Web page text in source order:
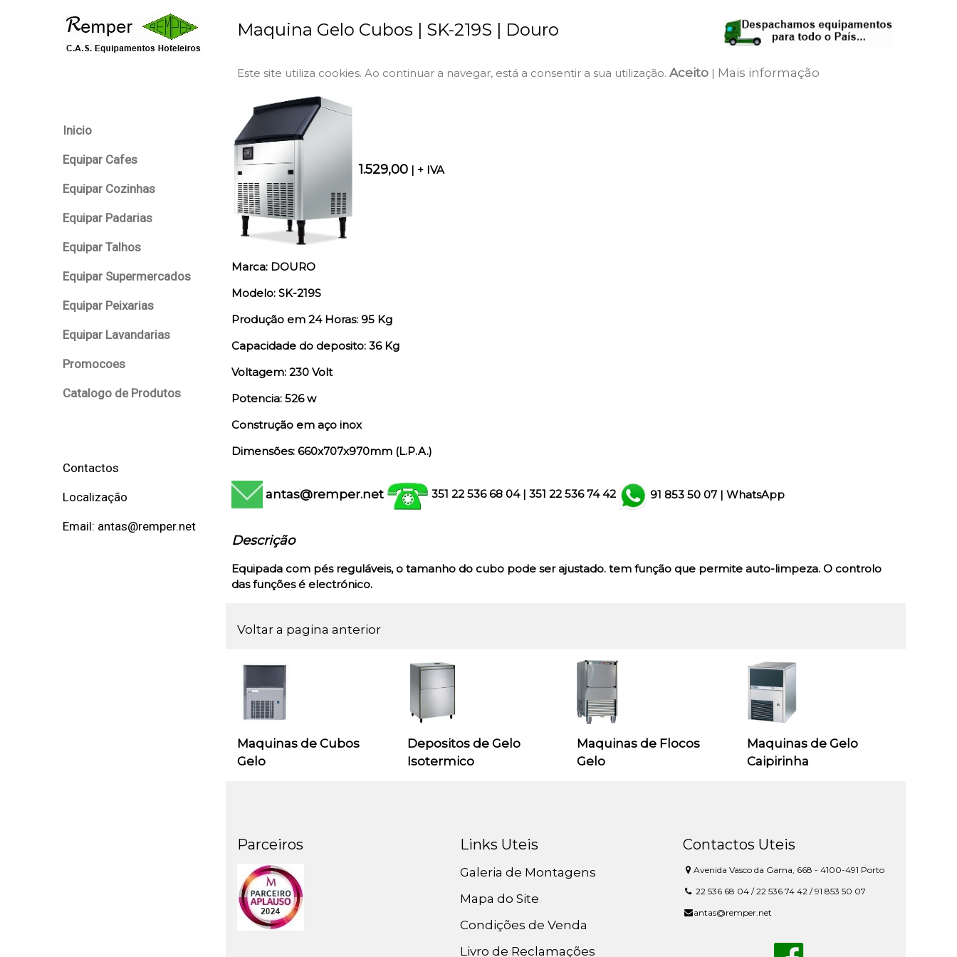
Inicio
Equipar Cafes
Equipar Cozinhas
Equipar Padarias
Equipar Talhos
Equipar Supermercados
Equipar Peixarias
Equipar Lavandarias
Promocoes
Catalogo de Produtos
Contactos
Localização
Email: antas@remper.net
Maquina Gelo Cubos | SK-219S | Douro
Este site utiliza cookies. Ao continuar a navegar, está a consentir a sua utilização. Aceito | Mais informação
1.529,00 | + IVA
Marca: DOURO
Modelo: SK-219S
Produção em 24 Horas: 95 Kg
Capacidade do deposito: 36 Kg
Voltagem: 230 Volt
Potencia: 526 w
Construção em aço inox
Dimensões: 660x707x970mm (L.P.A.)
antas@remper.net 351 22 536 68 04 | 351 22 536 74 42 91 853 50 07 | WhatsApp
Descrição
Equipada com pés reguláveis, o tamanho do cubo pode ser ajustado. tem função que permite auto-limpeza. O controlo
das funções é electrónico.
Voltar a pagina anterior
Maquinas de Cubos
Gelo
Depositos de Gelo
Isotermico
Maquinas de Flocos
Gelo
Maquinas de Gelo
Caipirinha
Parceiros Links Uteis
Galeria de Montagens
Mapa do Site
Condições de Venda
Livro de Reclamações
Contactos Uteis
Avenida Vasco da Gama, 668 - 4100-491 Porto
22 536 68 04 / 22 536 74 42 / 91 853 50 07
antas@remper.net